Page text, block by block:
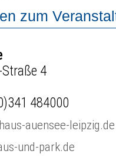
zum
4
484000
auensee-leipzig.de
und-park.de